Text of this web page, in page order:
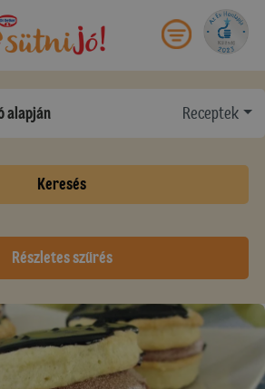
Receptek
Keresés
Részletes szűrés